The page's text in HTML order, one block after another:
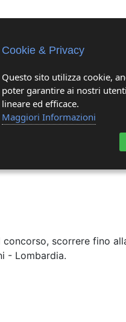
modulistica
- Disciplina di
scorrere fino
- Lombardia.
Cookie & Privacy
Questo sito utilizza cookie,
poter garantire ai nostri
lineare ed efficace.
Maggiori Informazioni